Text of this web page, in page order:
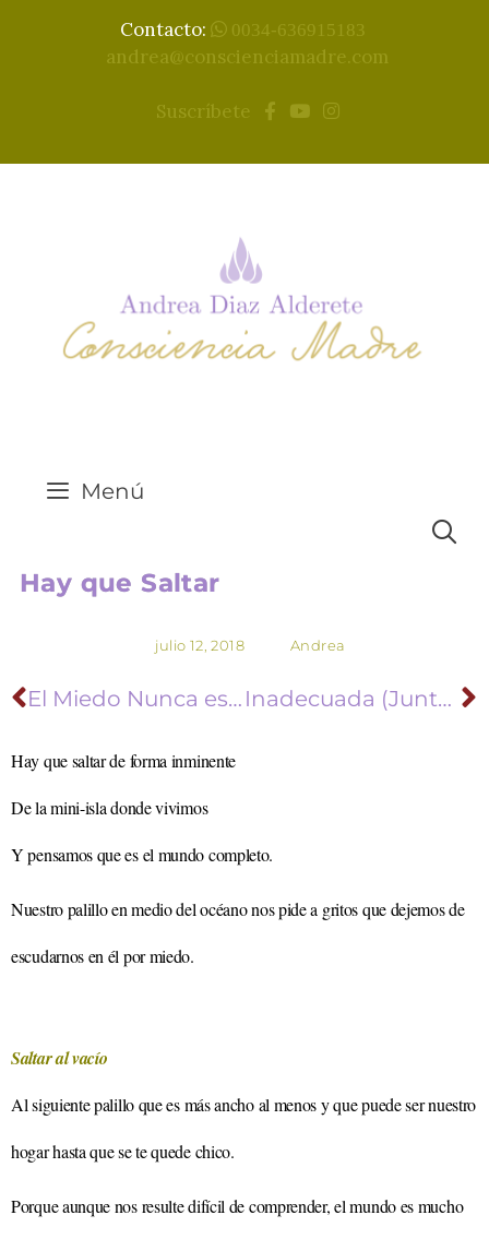
Contacto: 0034-636915183
andrea@conscienciamadre.com
Suscríbete
Menú
Hay que Saltar
julio 12, 2018 Andrea
El Miedo Nunca es Suficiente para Detener un Corazón Valiente Inadecuada (Juntando Mis Pedazos)
Hay que saltar de forma inminente
De la mini-isla donde vivimos
Y pensamos que es el mundo completo.
Nuestro palillo en medio del océano nos pide a gritos que dejemos de
escudarnos en él por miedo.
Saltar al vacío
Al siguiente palillo que es más ancho al menos y que puede ser nuestro
hogar hasta que se te quede chico.
Porque aunque nos resulte difícil de comprender, el mundo es mucho